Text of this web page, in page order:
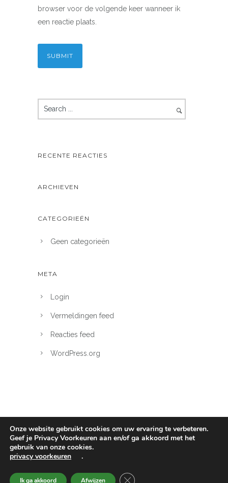
browser voor de volgende keer wanneer ik
een reactie plaats.
RECENTE REACTIES
ARCHIEVEN
CATEGORIEËN
Geen categorieën
META
Login
Vermeldingen feed
Reacties feed
WordPress.org
PMT Den Bosch 2026 - KvK 67699731
Privacyverklaring Voorwaarden
Onze website gebruikt cookies om uw ervaring te verbeteren.
Geef je Privacy Voorkeuren aan en/of ga akkoord met het
gebruik van onze cookies.
privacy voorkeuren
.
Ik ga akkoord Afwijzen SLUIT AVG/GDPR COOKIE